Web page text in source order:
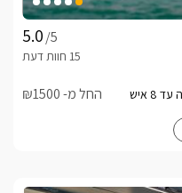
/5
החל מ- ₪1500